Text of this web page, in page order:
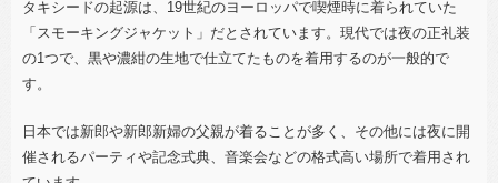
タキシードの起源は、 19世紀のヨーロッパで喫煙時に着られていた
「スモーキングジャケット」だとされています。現代では夜の正礼装
の1 つで、黒や濃紺の生地で仕立てたものを着用するのが一般的で
す。
日本では新郎や新郎新婦の父親が着ることが多く、その他には夜に開
催されるパーティや記念式典、音楽会などの格式高い場所で着用され